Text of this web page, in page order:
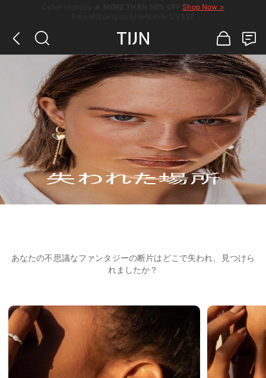
Shop Now >
あなたの不思議なファンタジーの断片はどこで失われ、見つけら
れましたか？